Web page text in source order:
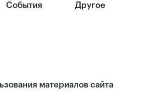
События Другое
материалов сайта